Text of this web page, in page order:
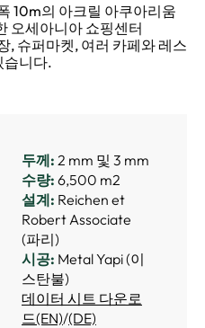
10m의 아크릴 아쿠아리움
오세아니아 쇼핑센터
슈퍼마켓, 여러 카페와 레스
습니다.
두께: 2 mm 및 3 mm
수량: 6,500 m2
설계: Reichen et
Robert Associate
(파리)
시공: Metal Yapi (이
스탄불)
데이터 시트 다운로
드(EN)/(DE)